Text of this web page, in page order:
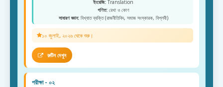
ইংরেজি: Translation
গণিত:রেখা ও কোণ
সাধারণ জ্ঞান:বিখ্যাত ব্যক্তি (রাজনীতিবিদ, সমাজ সংস্কারক, বিপ্লবী)
১০ জুলাই, ২০২৬ থেকে শুরু।
রুটিন দেখুন
পরীক্ষা - ০২